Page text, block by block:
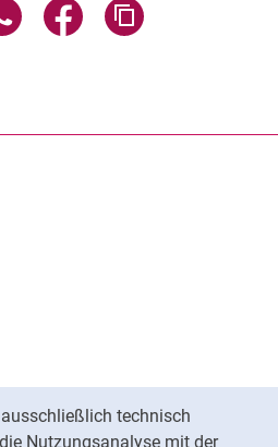
technisch
Nutzungsanalyse mit der
über E-Mail teilen
Seite über WhatsApp teilen
Seite über Facebook